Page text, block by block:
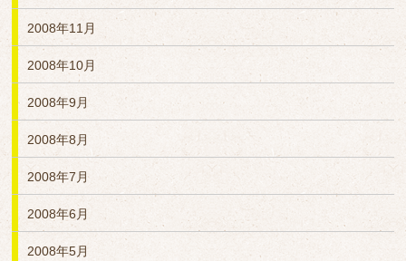
2008年11月
2008年10月
2008年9月
2008年8月
2008年7月
2008年6月
2008年5月